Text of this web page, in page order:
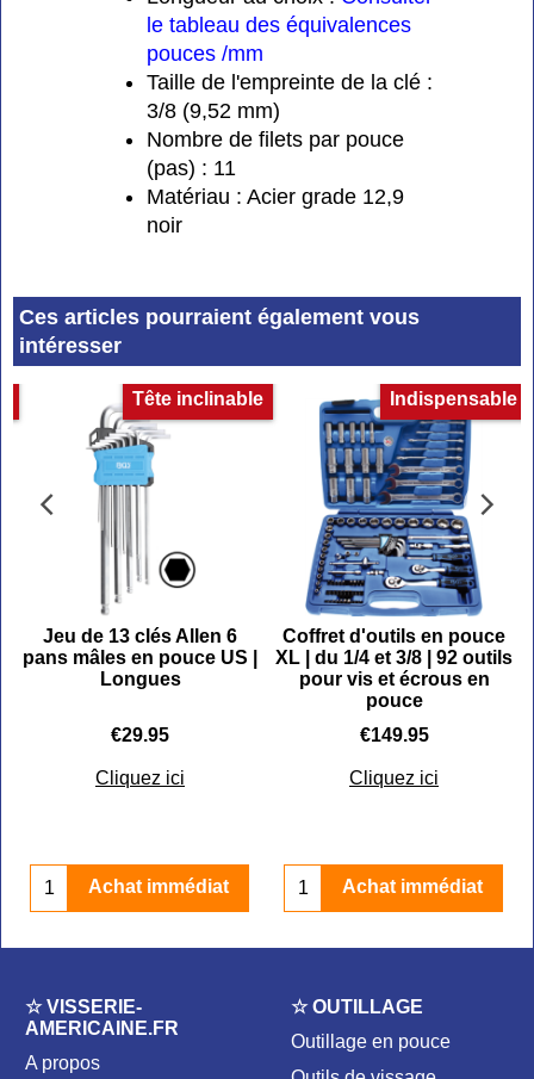
le tableau des équivalences
pouces /mm
Taille de l'empreinte de la clé :
3/8 (9,52 mm)
Nombre de filets par pouce
(pas) : 11
Matériau : Acier grade 12,9
noir
Ces articles pourraient également vous
intéresser
Tête inclinable
Jeu de 13 clés Allen 6
pans mâles en pouce US |
Longues
€29.95
Cliquez ici
Achat immédiat
Indispensable
Coffret d'outils en pouce
XL | du 1/4 et 3/8 | 92 outils
pour vis et écrous en
pouce
€149.95
Cliquez ici
Achat immédiat
☆ VISSERIE-
AMERICAINE.FR
A propos
☆ OUTILLAGE
Outillage en pouce